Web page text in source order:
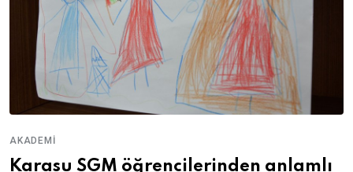
AKADEMI
Karasu SGM öğrencilerinden anlamlı